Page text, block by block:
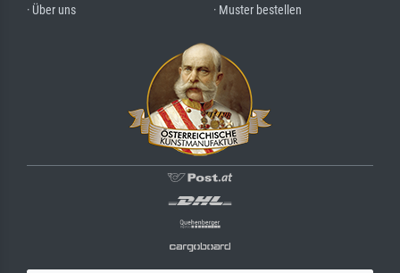
· Über uns
· Muster bestellen